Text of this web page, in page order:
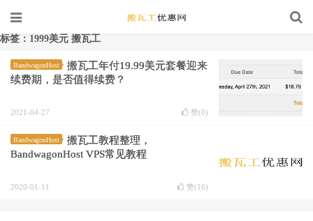
标签：1999美元 搬瓦工
BandwagonHost
搬瓦工年付19.99美元套餐迎来
续费期，是否值得续费？
2021-04-27 赞(0)
BandwagonHost
搬瓦工教程整理，
BandwagonHost VPS常见教程
2020-01-11 赞(16)